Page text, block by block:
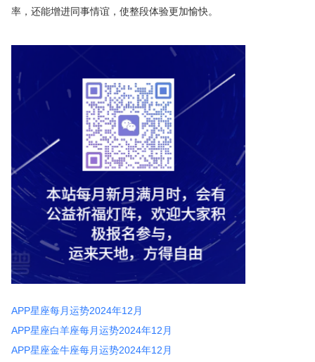
率，还能增进同事情谊，使整段体验更加愉快。
APP星座每月运势2024年12月
APP星座白羊座每月运势2024年12月
APP星座金牛座每月运势2024年12月